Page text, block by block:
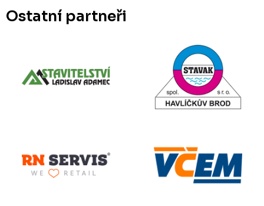
Ostatní partneři